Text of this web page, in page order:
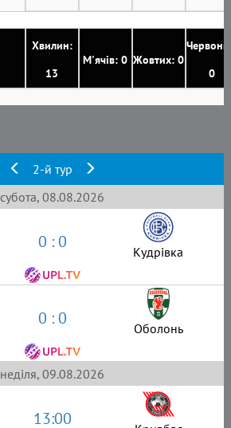
Хвилин:
13
М'ячів: 0 Жовтих: 0
0
2-й тур
субота, 08.08.2026
0 : 0 Кудрівка
0 : 0 Оболонь
неділя, 09.08.2026
13:00